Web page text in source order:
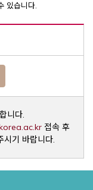
있습니다.
니다.
Opens a
접속 후
시기 바랍니다.